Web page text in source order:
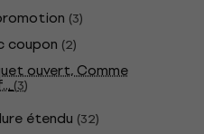
(3)
coupon (2)
ouvert, Comme
(3)
étendu (32)